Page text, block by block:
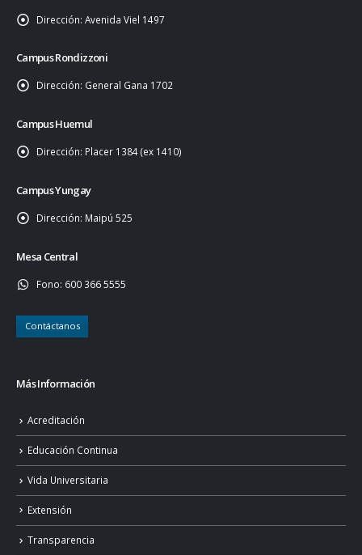
Dirección: Avenida Viel 1497
Campus Rondizzoni
Dirección: General Gana 1702
Campus Huemul
Dirección: Placer 1384 (ex 1410)
Campus Yungay
Dirección: Maipú 525
Mesa Central
Fono: 600 366 5555
Contáctanos
Más Información
Acreditación
Educación Continua
Vida Universitaria
Extensión
Transparencia